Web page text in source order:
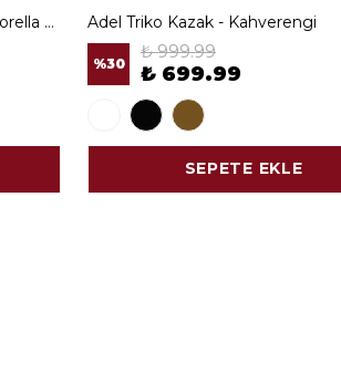
1 Beden İnce Gösteren Korseli Norella Tayt Adel Triko Kazak - Kahverengi
%30
₺ 999.99
₺ 699.99
SEPETE EKLE